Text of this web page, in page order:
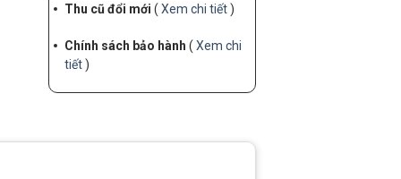
Thu cũ đổi mới ( Xem chi tiết)
Chính sách bảo hành ( Xem chi
tiết)